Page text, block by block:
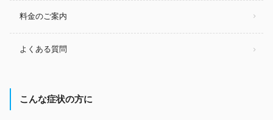
料金のご案内
よくある質問
こんな症状の方に